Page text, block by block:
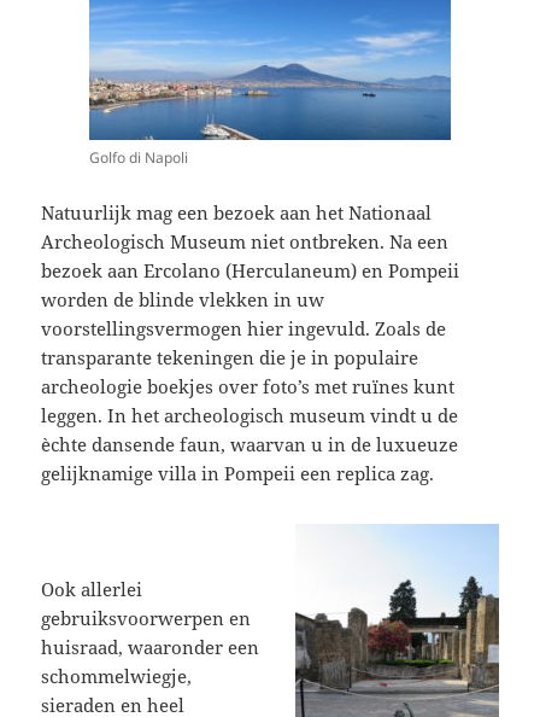
Golfo di Napoli
Natuurlijk mag een bezoek aan het Nationaal
Archeologisch Museum niet ontbreken. Na een
bezoek aan Ercolano (Herculaneum) en Pompeii
worden de blinde vlekken in uw
voorstellingsvermogen hier ingevuld. Zoals de
transparante tekeningen die je in populaire
archeologie boekjes over foto’s met ruïnes kunt
leggen. In het archeologisch museum vindt u de
èchte dansende faun, waarvan u in de luxueuze
gelijknamige villa in Pompeii een replica zag.
Ook allerlei
gebruiksvoorwerpen en
huisraad, waaronder een
schommelwiegje,
sieraden en heel